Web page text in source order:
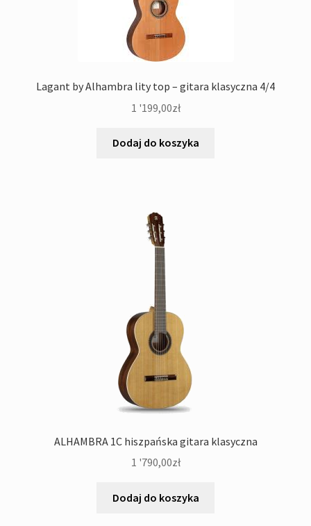
Lagant by Alhambra lity top – gitara klasyczna 4/4
1 '199,00zł
Dodaj do koszyka
ALHAMBRA 1C hiszpańska gitara klasyczna
1 '790,00zł
Dodaj do koszyka